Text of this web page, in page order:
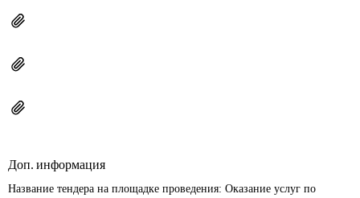
Доп. информация
Название тендера на площадке проведения: Оказание услуг по